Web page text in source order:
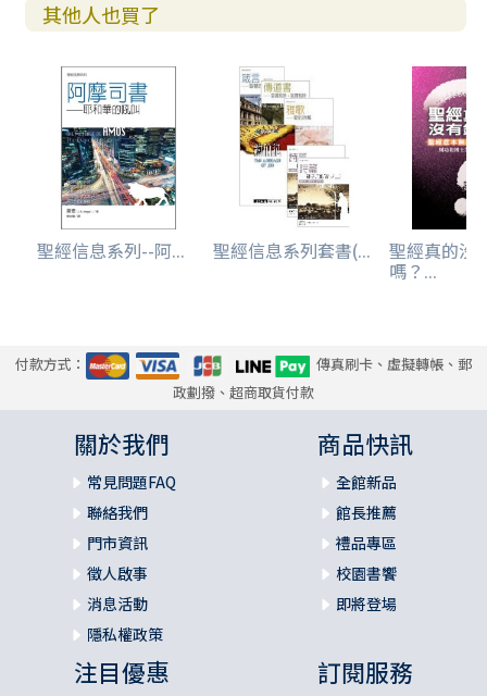
其他人也買了
聖經信息系列--阿... 聖經信息系列套書(... 聖經真的沒
嗎？...
付款方式：
傳真刷卡、虛擬轉帳、郵
政劃撥、超商取貨付款
關於我們
常見問題FAQ
聯絡我們
門市資訊
徵人啟事
消息活動
隱私權政策
商品快訊
全館新品
館長推薦
禮品專區
校園書饗
即將登場
注目優惠 訂閱服務